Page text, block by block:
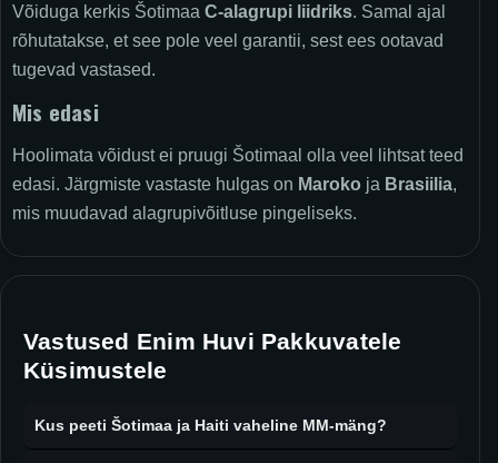
Võiduga kerkis Šotimaa C-alagrupi liidriks. Samal ajal
rõhutatakse, et see pole veel garantii, sest ees ootavad
tugevad vastased.
Mis edasi
Hoolimata võidust ei pruugi Šotimaal olla veel lihtsat teed
edasi. Järgmiste vastaste hulgas on Maroko ja Brasiilia,
mis muudavad alagrupivõitluse pingeliseks.
Vastused Enim Huvi Pakkuvatele
Küsimustele
Kus peeti Šotimaa ja Haiti vaheline MM-mäng?